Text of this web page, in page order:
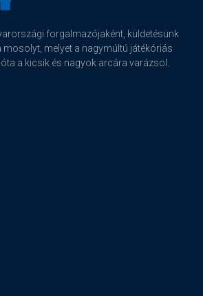
forgalmazójaként, küldetésünk
mosolyt, melyet a nagymúltú játékóriás
a kicsik és nagyok arcára varázsol.